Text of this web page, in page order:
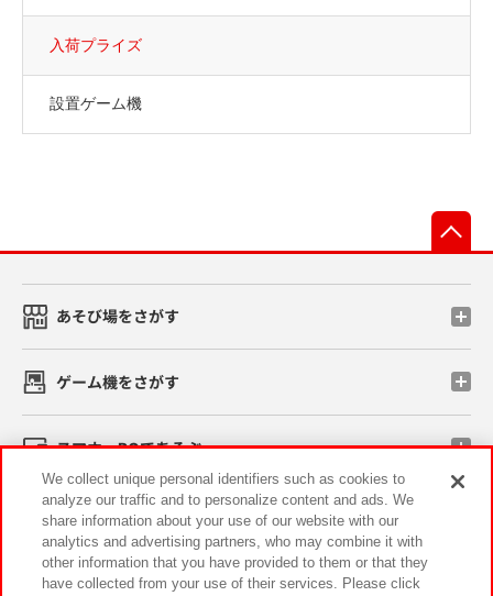
入荷プライズ
設置ゲーム機
あそび場をさがす
ゲーム機をさがす
スマホ・PCであそぶ
イベント・キャンペーン
We collect unique personal identifiers such as cookies to
analyze our traffic and to personalize content and ads. We
share information about your use of our website with our
analytics and advertising partners, who may combine it with
other information that you have provided to them or that they
have collected from your use of their services. Please click